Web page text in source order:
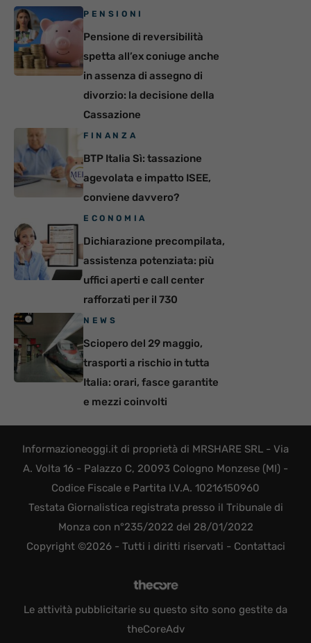
PENSIONI
Pensione di reversibilità
spetta all’ex coniuge anche
in assenza di assegno di
divorzio: la decisione della
Cassazione
FINANZA
BTP Italia Sì: tassazione
agevolata e impatto ISEE,
conviene davvero?
ECONOMIA
Dichiarazione precompilata,
assistenza potenziata: più
uffici aperti e call center
rafforzati per il 730
NEWS
Sciopero del 29 maggio,
trasporti a rischio in tutta
Italia: orari, fasce garantite
e mezzi coinvolti
Informazioneoggi.it di proprietà di MRSHARE SRL - Via
A. Volta 16 - Palazzo C, 20093 Cologno Monzese (MI) -
Codice Fiscale e Partita I.V.A. 10216150960
Testata Giornalistica registrata presso il Tribunale di
Monza con n°235/2022 del 28/01/2022
Copyright ©2026 - Tutti i diritti riservati - Contattaci
Le attività pubblicitarie su questo sito sono gestite da
theCoreAdv